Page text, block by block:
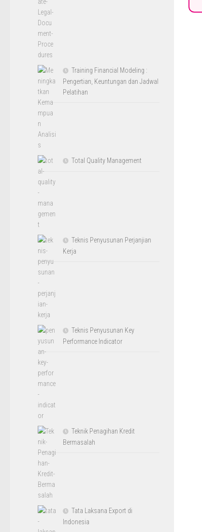
Training Financial Modeling :
Pengertian, Keuntungan dan Jadwal
Pelatihan
Total Quality Management
Teknis Penyusunan Perjanjian
Kerja
Teknis Penyusunan Key
Performance Indicator
Teknik Penagihan Kredit
Bermasalah
Tata Laksana Export di
Indonesia